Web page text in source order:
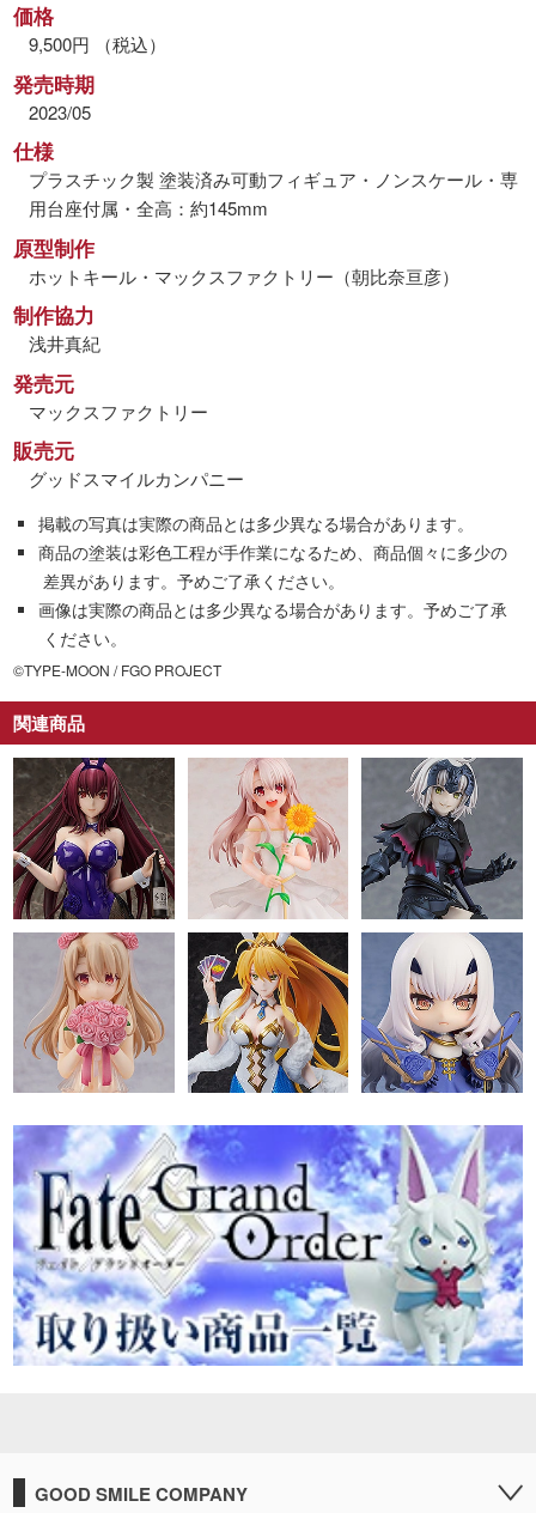
価格
9,500円 （税込）
発売時期
2023/05
仕様
プラスチック製 塗装済み可動フィギュア・ノンスケール・専
用台座付属・全高：約145mm
原型制作
ホットキール・マックスファクトリー（朝比奈亘彦）
制作協力
浅井真紀
発売元
マックスファクトリー
販売元
グッドスマイルカンパニー
掲載の写真は実際の商品とは多少異なる場合があります。
商品の塗装は彩色工程が手作業になるため、商品個々に多少の
差異があります。予めご了承ください。
画像は実際の商品とは多少異なる場合があります。予めご了承
ください。
©TYPE-MOON / FGO PROJECT
関連商品
GOOD SMILE COMPANY